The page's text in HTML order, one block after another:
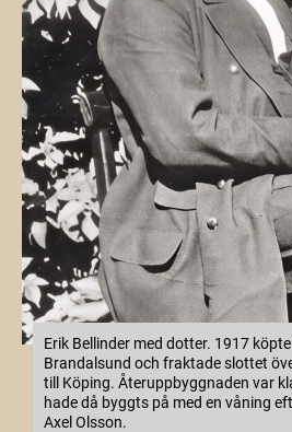
Erik Bellinder med dotter. 1917
Brandalsund och fraktade slottet
till Köping. Återuppbyggnaden var
hade då byggts på med en våning
Axel Olsson.